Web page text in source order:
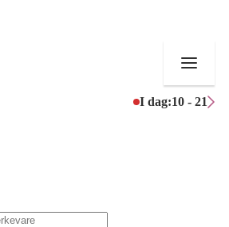
I dag:10 - 21